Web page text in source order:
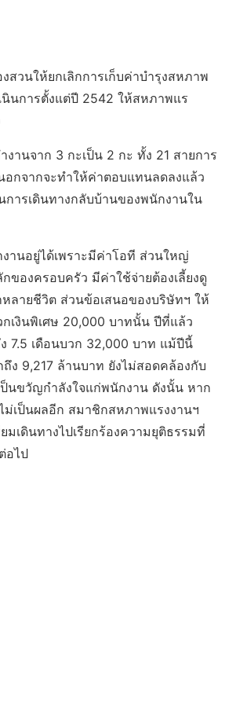
งสวนให้ยกเลิกการเก็บค่าบำรุงสหภาพ
นินการตั้งแต่ปี 2542 ให้สหภาพแร
งานจาก 3 กะเป็น 2 กะ ทั้ง 21 สายการ
อกจากจะทำให้ค่าตอบแทนลดลงแล้ว
การเดินทางกลับบ้านของพนักงานใน
งานอยู่ได้เพราะมีค่าโอที ส่วนใหญ่
ของครอบครัว มีค่าใช้จ่ายต้องเลี้ยงดู
ลายชีวิต ส่วนข้อเสนอของบริษัทฯ ให้
กเงินพิเศษ 20,000 บาทนั้น ปีที่แล้ว
7.5 เดือนบวก 32,000 บาท แม้ปีนี้
ง 9,217 ล้านบาท ยังไม่สอดคล้องกับ
ป็นขวัญกำลังใจแก่พนักงาน ดังนั้น หาก
ม่เป็นผลอีก สมาชิกสหภาพแรงงานฯ
มเดินทางไปเรียกร้องความยุติธรรมที่
อไป